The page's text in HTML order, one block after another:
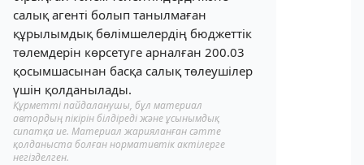
салық агенті болып танылмаған
құрылымдық бөлімшелердің бюджеттік
төлемдерін көрсетуге арналған 200.03
қосымшасынан басқа салық төлеушілер
үшін қолданылады.
Құрметті пайдаланушы, бұл материал
автордың пікірін білдіреді және ұсынымдық
сипатқа ие. Материал жарияланған сәтте
қолданыста болған нормативтік актілерге
негізделген.